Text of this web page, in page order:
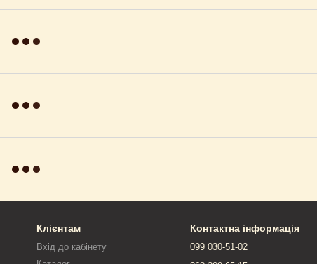
Клієнтам
Вхід до кабінету
Контактна інформація
099 030-51-02